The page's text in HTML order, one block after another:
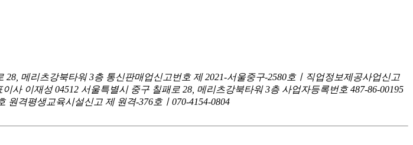
28, 메리츠강북타워 3층 통신판매업신고번호 제 2021-서울중구-2580호ㅣ직업정보제공사업신고
이사 이재성 04512 서울특별시 중구 칠패로 28, 메리츠강북타워 3층 사업자등록번호 487-86-00195
원격평생교육시설신고 제 원격-376호ㅣ070-4154-0804